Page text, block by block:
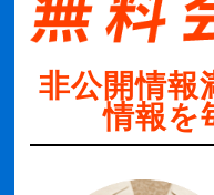
非公開情報
情報を